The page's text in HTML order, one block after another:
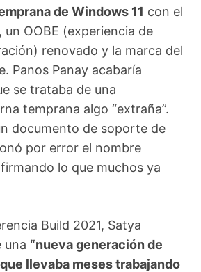
de Windows 11 con el
OOBE (experiencia de
renovado y la marca del
Panos Panay acabaría
se trataba de una
temprana algo “extraña”.
documento de soporte de
por error el nombre
lo que muchos ya
Build 2021, Satya
una “nueva generación de
llevaba meses trabajando